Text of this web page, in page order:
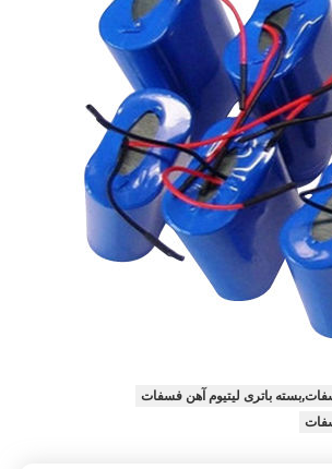
باتری لیتیوم آهن فسفات